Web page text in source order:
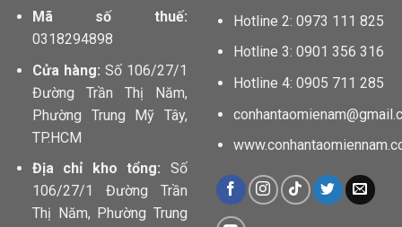
Mã số thuế:
0318294898
Cửa hàng: Số 106/27/1
Đường Trần Thị Năm,
Phường Trung Mỹ Tây,
TP.HCM
Địa chỉ kho tổng: Số
106/27/1 Đường Trần
Thị Năm, Phường Trung
Hotline 2: 0973 111 825
Hotline 3: 0901 356 316
Hotline 4: 0905 711 285